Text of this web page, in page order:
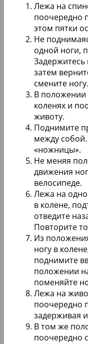
Лежа на
поочередно
этом пятки
Не
одной ноги,
Задержитесь
затем
смените ногу.
В положении
коленях и
животу.
Поднимите
между
«ножницы».
Не меняя
движения
велосипеде.
Лежа на
в колене,
отведите
Повторите
Из
ногу в
поднимите
положении
поменяйте
Лежа на
поочередно
задерживая
В том же
поочередно